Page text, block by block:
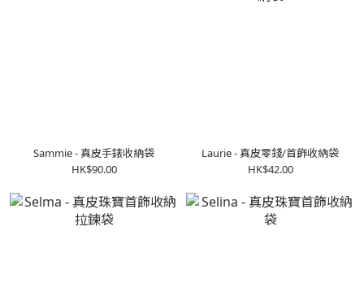
Sammie - 真皮手錶收納袋
HK$90.00
Laurie - 真皮零錢/首飾收納袋
HK$42.00